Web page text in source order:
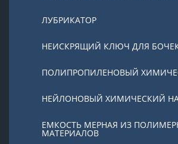
ЛУБРИКАТОР
НЕИСКРЯЩИЙ КЛЮЧ ДЛЯ
ПОЛИПРОПИЛЕНОВЫЙ
НЕЙЛОНОВЫЙ ХИМИЧЕСКИЙ
ЕМКОСТЬ МЕРНАЯ ИЗ
МАТЕРИАЛОВ